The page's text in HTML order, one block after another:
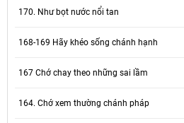
170. Như bọt nước nổi tan
168-169 Hãy khéo sống chánh hạnh
167 Chớ chay theo những sai lầm
164. Chớ xem thường chánh pháp